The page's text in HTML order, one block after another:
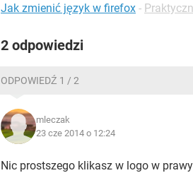
Jak zmienić język w firefox -
2 odpowiedzi
ODPOWIEDŹ 1 / 2
mleczak
23 cze 2014 o 12:24
Nic prostszego klikasz w logo w